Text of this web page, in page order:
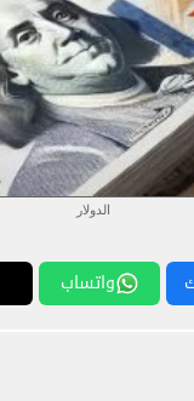
الدولار
واتساب